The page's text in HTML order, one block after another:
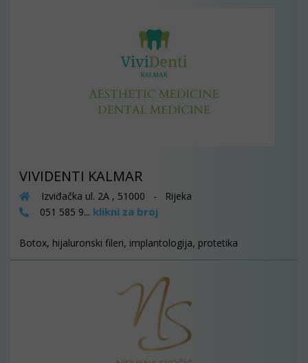
VIVIDENTI KALMAR
Izviđačka ul. 2A , 51000 - Rijeka
051 585 9... klikni za broj
Botox, hijaluronski fileri, implantologija, protetika